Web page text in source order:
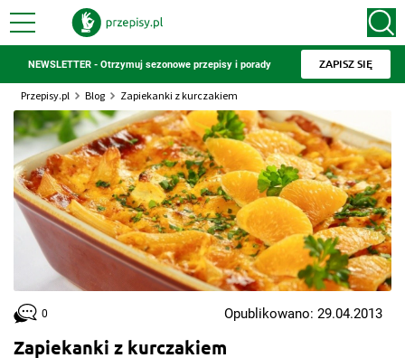
NEWSLETTER - Otrzymuj sezonowe przepisy i porady ZAPISZ SIĘ
Przepisy.pl Blog Zapiekanki z kurczakiem
Zapiekanki z kurczakiem
0 Opublikowano: 29.04.2013